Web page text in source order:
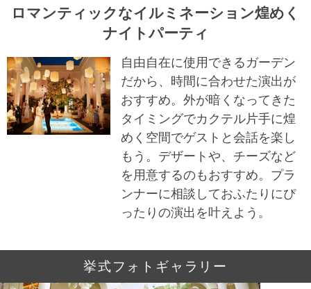
ロマンティックなイルミネーション煌めく
ナイトパーティ
自由自在に使用できるガーデン
だから、時間に合わせた演出が
おすすめ。外が暗くなってきた
タイミングでカクテル片手に煌
めく空間でゲストと会話を楽し
もう。デザートや、チーズなど
を用意するのもおすすめ。プラ
ンナーに相談しておふたりにぴ
ったりの演出を叶えよう。
挙式フォトギャラリー